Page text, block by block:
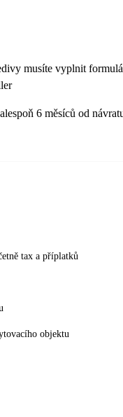
musíte vyplnit
6 měsíců od
tax a příplatků
objektu